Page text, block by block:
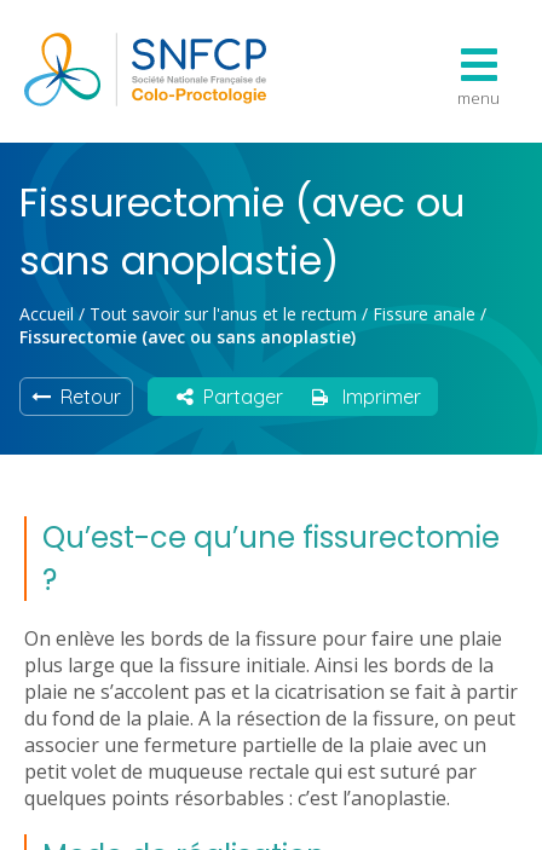
menu
Fissurectomie (avec ou
sans anoplastie)
Accueil / Tout savoir sur l'anus et le rectum / Fissure anale /
Fissurectomie (avec ou sans anoplastie)
Retour Partager Imprimer
Qu’est-ce qu’une fissurectomie
?
On enlève les bords de la fissure pour faire une plaie
plus large que la fissure initiale. Ainsi les bords de la
plaie ne s’accolent pas et la cicatrisation se fait à partir
du fond de la plaie. A la résection de la fissure, on peut
associer une fermeture partielle de la plaie avec un
petit volet de muqueuse rectale qui est suturé par
quelques points résorbables : c’est l’anoplastie.